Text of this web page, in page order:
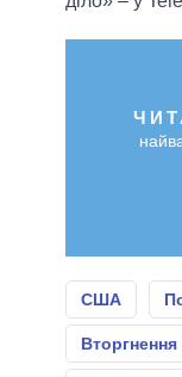
США
Вторгнення